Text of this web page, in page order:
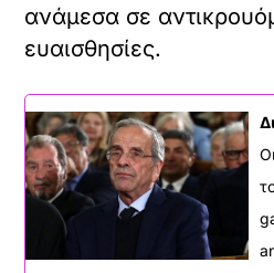
ανάμεσα σε
ευαισθησίες.